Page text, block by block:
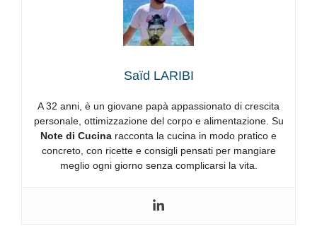
Saïd LARIBI
A 32 anni, è un giovane papà appassionato di crescita
personale, ottimizzazione del corpo e alimentazione. Su
Note di Cucina racconta la cucina in modo pratico e
concreto, con ricette e consigli pensati per mangiare
meglio ogni giorno senza complicarsi la vita.